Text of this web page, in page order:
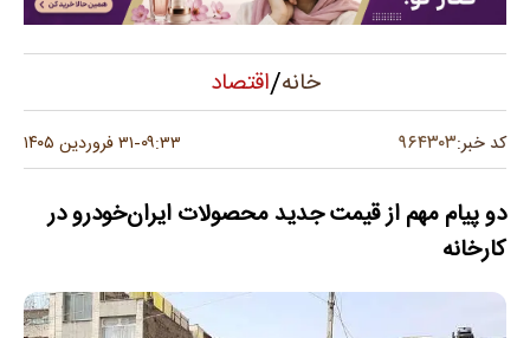
خانه/اقتصاد
کد خبر:۹۶۴۳۰۳ ۰۹:۳۳-۳۱ فروردین ۱۴۰۵
دو پیام مهم از قیمت‌ جدید محصولات ایران‌خودرو در
کارخانه